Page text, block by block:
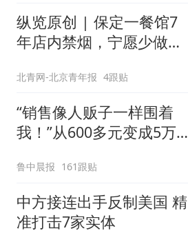
纵览原创 | 保定一餐馆7
年店内禁烟，宁愿少做生
爽爽是最大收获，老板呼
吁全民抵制室内吸烟
北青网-北京青年报 4跟贴
“销售像人贩子一样围着
我！”从600多元变成5万
后眼睛肿到流泪、视物模
糊
鲁中晨报 161跟贴
中方接连出手反制美国 精
准打击7家实体